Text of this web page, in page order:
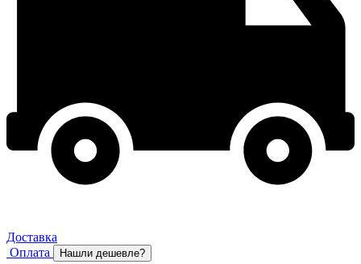
Доставка
Оплата
Нашли дешевле?